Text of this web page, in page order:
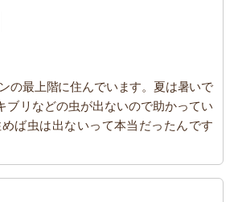
の最上階に住んでいます。夏は暑いで
ブリなどの虫が出ないので助かってい
ば虫は出ないって本当だったんです